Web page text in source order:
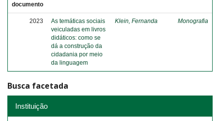
documento
2023
As temáticas sociais
veiculadas em livros
didáticos: como se
dá a construção da
cidadania por meio
da linguagem
Klein, Fernanda Monografia
Busca facetada
Instituição